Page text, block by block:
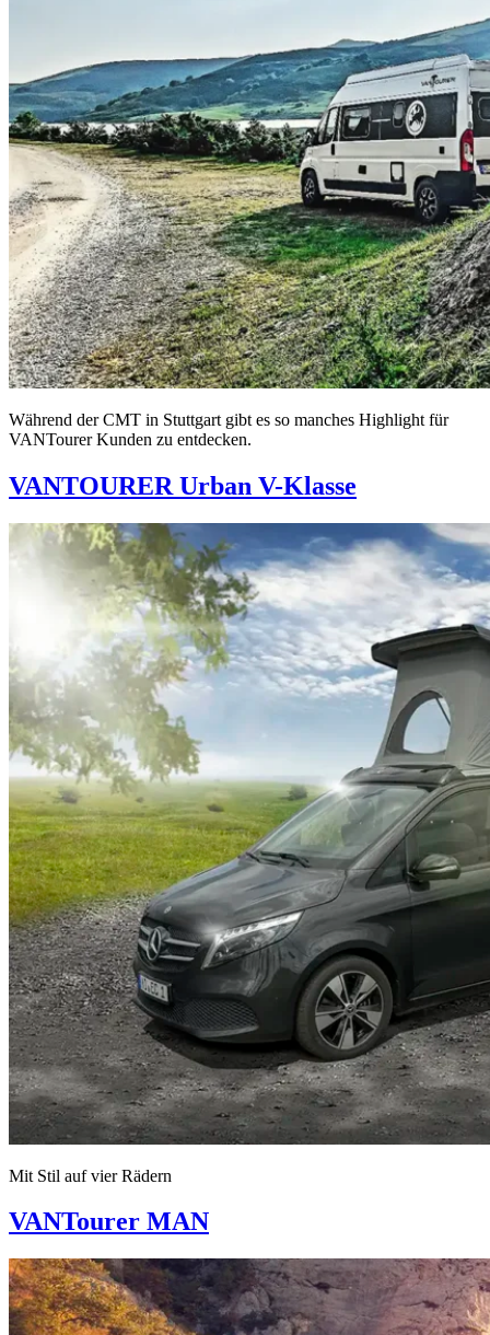
Während der CMT in Stuttgart gibt es so manches Highlight für
VANTourer Kunden zu entdecken.
VANTOURER Urban V-Klasse
Mit Stil auf vier Rädern
VANTourer MAN